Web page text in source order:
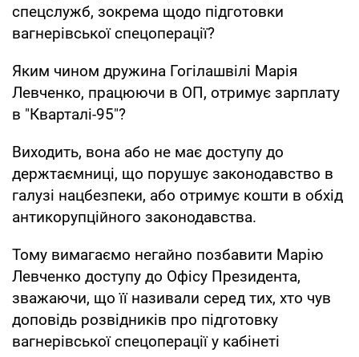
спецслужб, зокрема щодо підготовки
вагнерівської спецоперації?
Яким чином дружина Гогілашвілі Марія
Левченко, працюючи в ОП, отримує зарплату
в "Кварталі-95"?
Виходить, вона або не має доступу до
держтаємниці, що порушує законодавство в
галузі нацбезпеки, або отримує кошти в обхід
антикорупційного законодавства.
Тому вимагаємо негайно позбавити Марію
Левченко доступу до Офісу Президента,
зважаючи, що її називали серед тих, хто чув
доповідь розвідників про підготовку
вагнерівської спецоперації у кабінеті